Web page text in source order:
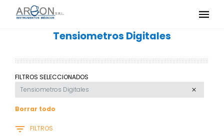
Tensiometros Digitales
FILTROS SELECCIONADOS
Tensiometros Digitales
Borrar todo
FILTROS